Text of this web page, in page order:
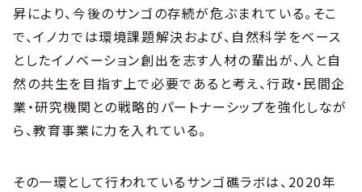
昇により、今後のサンゴの存続が危ぶまれている。そこ
で、イノカでは環境課題解決および、自然科学をベース
としたイノベーション創出を志す人材の輩出が、人と自
然の共生を目指す上で必要であると考え、行政・民間企
業・研究機関との戦略的パートナーシップを強化しなが
ら、教育事業に力を入れている。
その一環として行われているサンゴ礁ラボは、2020年